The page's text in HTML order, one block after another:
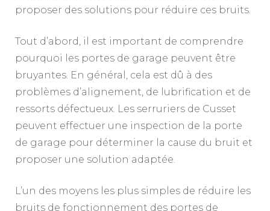
proposer des solutions pour réduire ces bruits.
Tout d’abord, il est important de comprendre
pourquoi les portes de garage peuvent être
bruyantes. En général, cela est dû à des
problèmes d’alignement, de lubrification et de
ressorts défectueux. Les serruriers de Cusset
peuvent effectuer une inspection de la porte
de garage pour déterminer la cause du bruit et
proposer une solution adaptée.
L’un des moyens les plus simples de réduire les
bruits de fonctionnement des portes de